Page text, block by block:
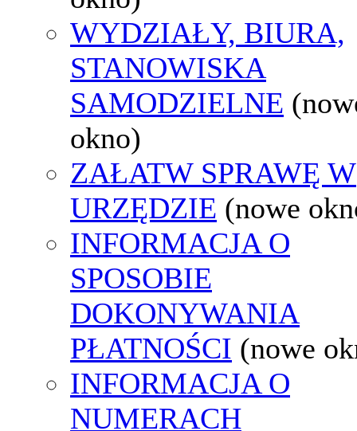
WYDZIAŁY, BIURA,
STANOWISKA
SAMODZIELNE
okno)
ZAŁATW SPRAWĘ W
URZĘDZIE (nowe
INFORMACJA O
SPOSOBIE
DOKONYWANIA
PŁATNOŚCI (nowe
INFORMACJA O
NUMERACH